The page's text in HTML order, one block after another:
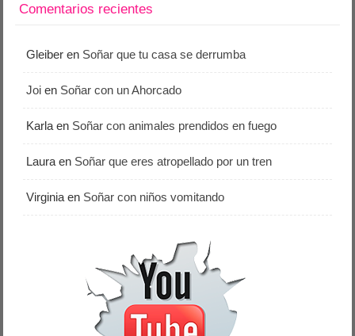
Comentarios recientes
Gleiber en Soñar que tu casa se derrumba
Joi en Soñar con un Ahorcado
Karla en Soñar con animales prendidos en fuego
Laura en Soñar que eres atropellado por un tren
Virginia en Soñar con niños vomitando